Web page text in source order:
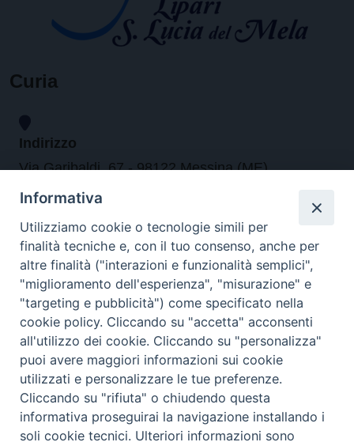
Curia
Indirizzo
Via Garibaldi, 67 - 98122 Messina (ME)
Orari
da lunedi al venerdi dalle ore 9.30 alle 12.30
Contatti
Tel. 090.6684111 - Fax. 090.6684206
arcivescovo.messina@tin.it
Canali social
Informativa
Utilizziamo cookie o tecnologie simili per
finalità tecniche e, con il tuo consenso, anche per
altre finalità ("interazioni e funzionalità semplici",
"miglioramento dell'esperienza", "misurazione" e
"targeting e pubblicità") come specificato nella
cookie policy. Cliccando su "accetta" acconsenti
all'utilizzo dei cookie. Cliccando su "personalizza"
puoi avere maggiori informazioni sui cookie
utilizzati e personalizzare le tue preferenze.
Cliccando su "rifiuta" o chiudendo questa
informativa proseguirai la navigazione installando i
soli cookie tecnici. Ulteriori informazioni sono